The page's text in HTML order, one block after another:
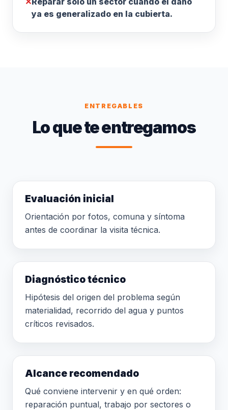
ya es generalizado en la cubierta.
ENTREGABLES
Lo que te entregamos
Evaluación inicial
Orientación por fotos, comuna y síntoma
antes de coordinar la visita técnica.
Diagnóstico técnico
Hipótesis del origen del problema según
materialidad, recorrido del agua y puntos
críticos revisados.
Alcance recomendado
Qué conviene intervenir y en qué orden:
reparación puntual, trabajo por sectores o